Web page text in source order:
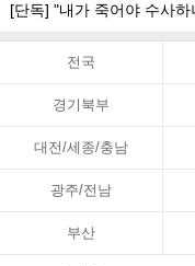
[단독] "내가 죽어야 수사
전국
경기북부
대전/세종/충남
광주/전남
부산